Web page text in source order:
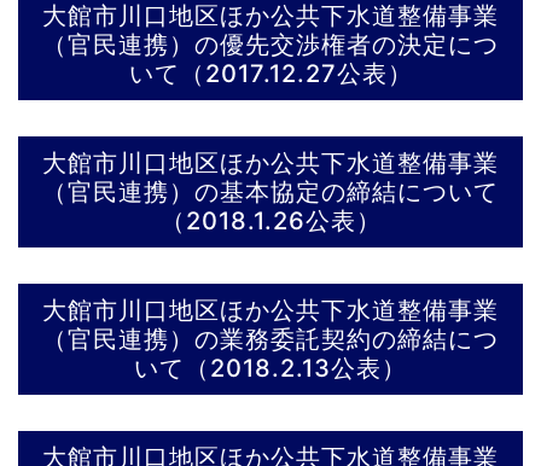
大館市川口地区ほか公共下水道整備事業
（官民連携）の優先交渉権者の決定につ
いて（2017.12.27公表）
大館市川口地区ほか公共下水道整備事業
（官民連携）の基本協定の締結について
（2018.1.26公表）
大館市川口地区ほか公共下水道整備事業
（官民連携）の業務委託契約の締結につ
いて（2018.2.13公表）
大館市川口地区ほか公共下水道整備事業